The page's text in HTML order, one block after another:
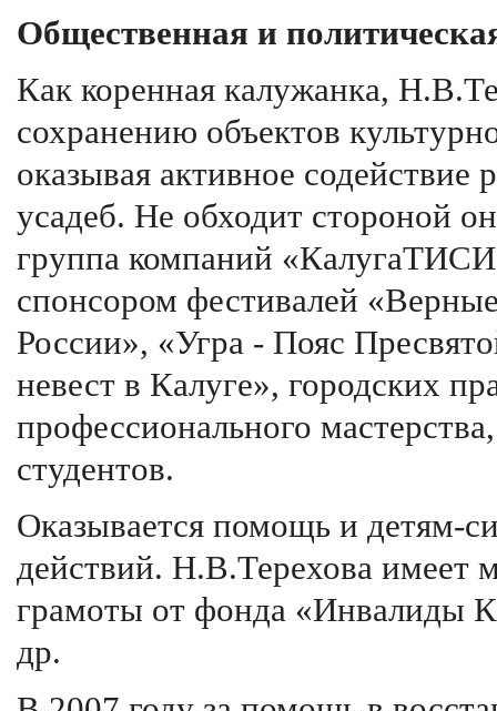
Общественная и
Как коренная калужанка,
сохранению объектов
оказывая активное
усадеб. Не обходит стороной
группа компаний
спонсором фестивалей
России», «Угра - Пояс
невест в Калуге», городских
профессионального
студентов.
Оказывается помощь и детям-
действий. Н.В.Терехова имеет
грамоты от фонда «Инвалиды
др.